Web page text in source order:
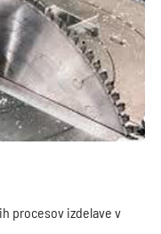
procesov izdelave v